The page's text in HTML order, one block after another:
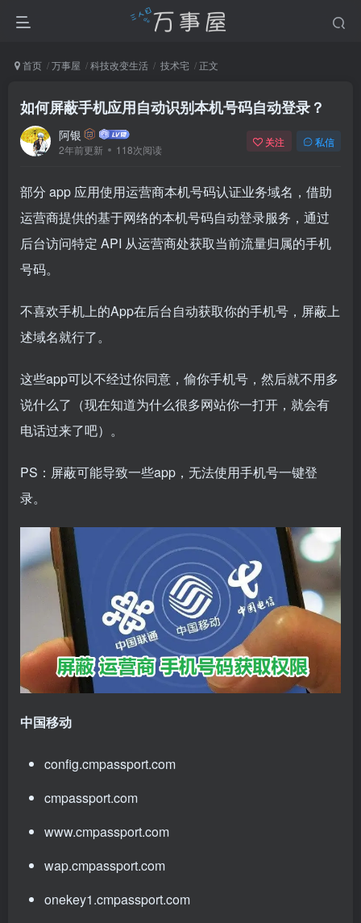
首页 万事屋 科技改变生活 技术宅 正文
如何屏蔽手机应用自动识别本机号码自动登录？
阿银
2年前更新 118次阅读
关注 私信
部分 app 应用使用运营商本机号码认证业务域名，借助
运营商提供的基于网络的本机号码自动登录服务，通过
后台访问特定 API 从运营商处获取当前流量归属的手机
号码。
不喜欢手机上的App在后台自动获取你的手机号，屏蔽上
述域名就行了。
这些app可以不经过你同意，偷你手机号，然后就不用多
说什么了（现在知道为什么很多网站你一打开，就会有
电话过来了吧）。
PS：屏蔽可能导致一些app，无法使用手机号一键登
录。
中国移动
config.cmpassport.com
cmpassport.com
www.cmpassport.com
wap.cmpassport.com
onekey1.cmpassport.com